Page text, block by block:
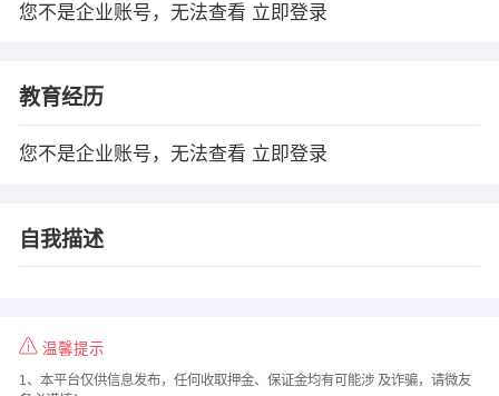
您不是企业账号，无法查看 立即登录
教育经历
您不是企业账号，无法查看 立即登录
自我描述
温馨提示
1、本平台仅供信息发布，任何收取押金、保证金均有可能涉 及诈骗，请微友